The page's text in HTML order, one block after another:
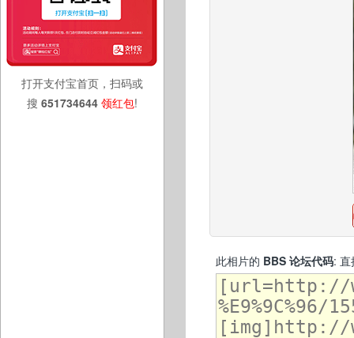
打开支付宝首页，扫码或
搜 651734644 领红包!
此相片的 BBS 论坛代码: 直